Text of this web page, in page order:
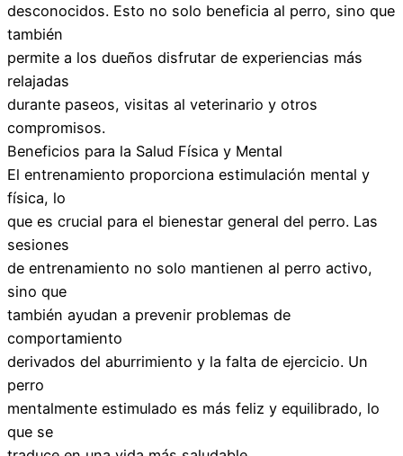
desconocidos. Esto no solo beneficia al perro, sino que
también
permite a los dueños disfrutar de experiencias más
relajadas
durante paseos, visitas al veterinario y otros
compromisos.
Beneficios para la Salud Física y Mental
El entrenamiento proporciona estimulación mental y
física, lo
que es crucial para el bienestar general del perro. Las
sesiones
de entrenamiento no solo mantienen al perro activo,
sino que
también ayudan a prevenir problemas de
comportamiento
derivados del aburrimiento y la falta de ejercicio. Un
perro
mentalmente estimulado es más feliz y equilibrado, lo
que se